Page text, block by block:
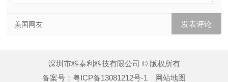
美国网友
深圳市科泰利科技有限公司 © 版权所有
备案号： 粤ICP备13081212号-1 网站地图